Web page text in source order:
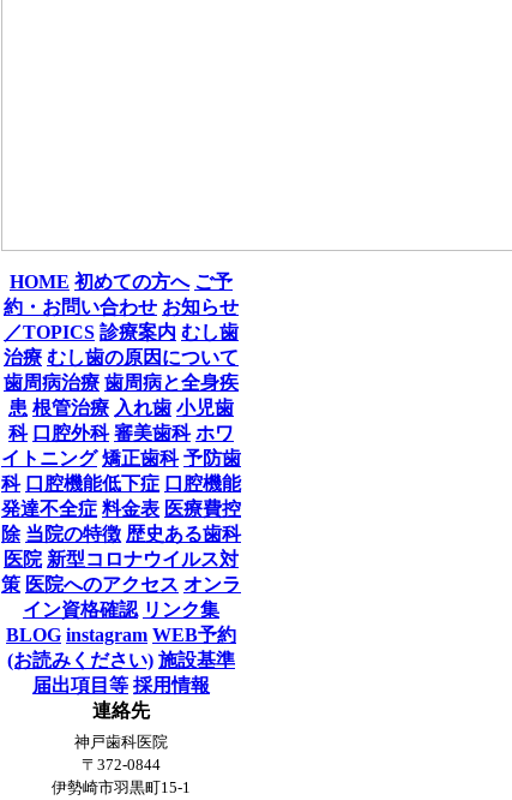
HOME 初めての方へ ご予
約・お問い合わせ お知らせ
／TOPICS 診療案内 むし歯
治療 むし歯の原因について
歯周病治療 歯周病と全身疾
患 根管治療 入れ歯 小児歯
科 口腔外科 審美歯科 ホワ
イトニング 矯正歯科 予防歯
科 口腔機能低下症 口腔機能
発達不全症 料金表 医療費控
除 当院の特徴 歴史ある歯科
医院 新型コロナウイルス対
策 医院へのアクセス オンラ
イン資格確認 リンク集
BLOG instagram WEB予約
(お読みください) 施設基準
届出項目等 採用情報
連絡先
神戸歯科医院
〒372-0844
伊勢崎市羽黒町15-1